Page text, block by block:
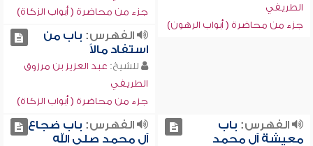
الطريفي
جزء من محاضرة ( أبواب الرهون)
جزء من محاضرة ( أبواب الزكاة)
الفهرس: باب من
استفاد مالاً
للشيخ: عبد العزيز بن مرزوق
الطريفي
جزء من محاضرة ( أبواب الزكاة)
الفهرس: باب
معيشة آل محمد
الفهرس: باب ضجاع
آل محمد صلى الله